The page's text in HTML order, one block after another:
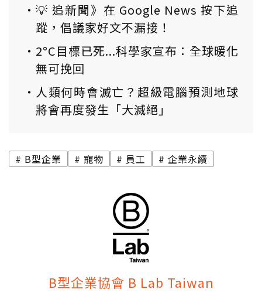
💡 追新聞》在 Google News 按下追
蹤，倡議家好文不漏接！
2°C目標已死...科學家宣布：全球暖化
無可挽回
人類何時會滅亡？超級電腦預測地球
將會再度發生「大滅絕」
B型企業 寵物 員工 企業永續
B型企業協會 B Lab Taiwan